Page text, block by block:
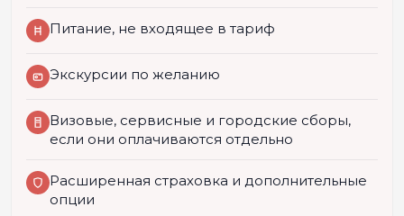
Питание, не входящее в тариф
Экскурсии по желанию
Визовые, сервисные и городские сборы,
если они оплачиваются отдельно
Расширенная страховка и дополнительные
опции